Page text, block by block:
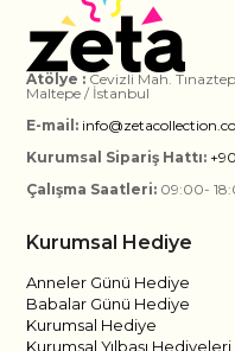
Atölye : Cevizli Mah.
Maltepe / İstanbul
E-mail:
Kurumsal Sipariş Hattı:
Çalışma Saatleri: 09:00-
Kurumsal Hediye
Anneler Günü Hediye
Babalar Günü Hediye
Kurumsal Hediye
Kurumsal Yılbaşı Hediyeleri